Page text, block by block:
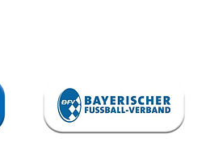
VfB trennt
sich von
Steffen Israel